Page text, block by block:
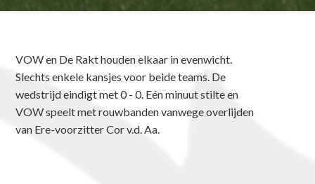
VOW en De Rakt houden elkaar in evenwicht.
Slechts enkele kansjes voor beide teams. De
wedstrijd eindigt met 0 - 0. Eén minuut stilte en
VOW speelt met rouwbanden vanwege overlijden
van Ere-voorzitter Cor v.d. Aa.